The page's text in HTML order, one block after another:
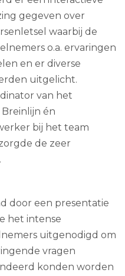
gegeven over
waarbij de
o.a. ervaringen
en er diverse
uitgelicht.
van het
én
bij het team
de zeer
door een presentatie
het intense
uitgenodigd om
vragen
konden worden